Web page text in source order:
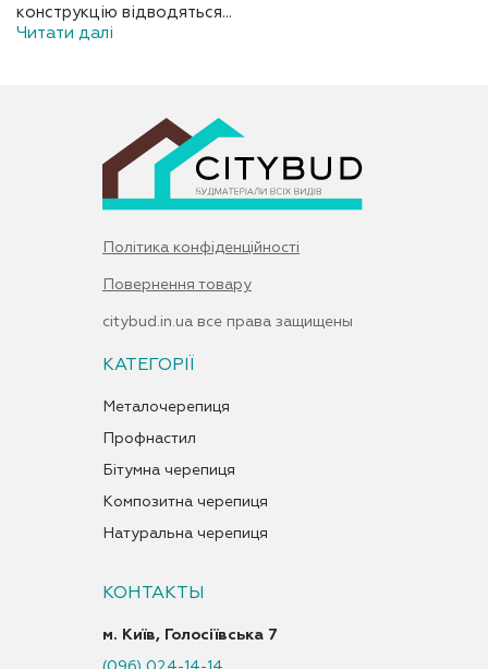
конструкцію відводяться...
Читати далі
Політика конфіденційності
Повернення товару
citybud.in.ua все права защищены
КАТЕГОРІЇ
Металочерепиця
Профнастил
Бітумна черепиця
Композитна черепиця
Натуральна черепиця
КОНТАКТЫ
м. Київ, Голосіївська 7